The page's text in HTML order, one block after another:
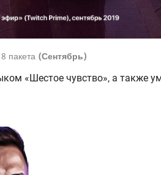
пакета (Сентябрь)
«Шестое чувство», а также